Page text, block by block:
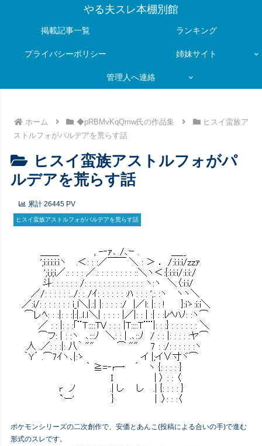
やる夫スレ本棚別館
掲載記事一覧 ランキング
プライバシーポリシー 姉妹サイト
管理人へ連絡
ホーム ◆pRBMvKqQmw氏の作品集
ヒスイ蛮族ア
ストルフォがパルデアを荒らす話
ヒスイ蛮族アストルフォがパ
ルデアを荒らす話
累計 26445 PV
ヒスイ蛮族アストルフォがパルデアを荒らす話
ポケモンシリーズの二次創作で、安価とあんこ(投稿による合いの手)で進む
形式のスレです。